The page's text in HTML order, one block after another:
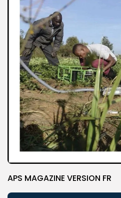
APS MAGAZINE VERSION FR